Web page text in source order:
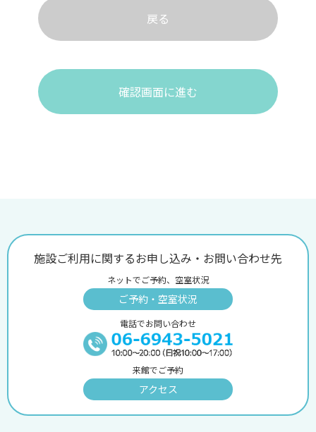
戻る
確認画面に進む
施設ご利用に関するお申し込み・お問い合わせ先
ネットでご予約、空室状況
ご予約・空室状況
電話でお問い合わせ
来館でご予約
アクセス